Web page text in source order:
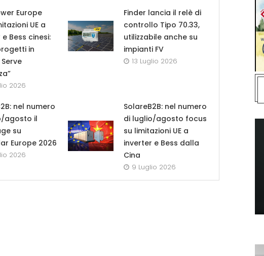
Europe
UE a
Bess cinesi:
in
2026
Finder lancia il relè di
controllo Tipo 70.33,
utilizzabile anche su
impianti FV
13 Luglio 2026
nel numero
agosto il
su
Europe 2026
2026
SolareB2B: nel numero
di luglio/agosto focus
su limitazioni UE a
inverter e Bess dalla
Cina
9 Luglio 2026